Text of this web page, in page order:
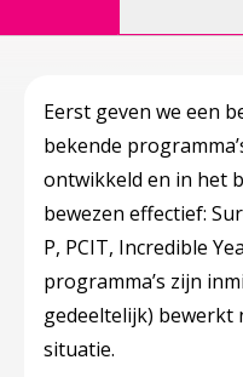
Eerst geven we een
bekende
ontwikkeld en in het
bewezen effectief:
P, PCIT, Incredible
programma’s zijn
gedeeltelijk) bewerkt
situatie.